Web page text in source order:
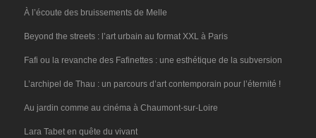
À l’écoute des bruissements de Melle
Beyond the streets : l’art urbain au format XXL à Paris
Fafi ou la revanche des Fafinettes : une esthétique de la subversion
L’archipel de Thau : un parcours d’art contemporain pour l’éternité !
Au jardin comme au cinéma à Chaumont-sur-Loire
Lara Tabet en quête du vivant